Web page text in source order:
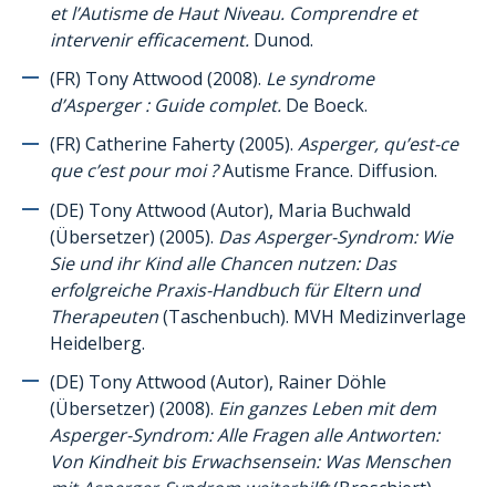
Le syndrome d’Asperger (en général)
Le programme TEACCH
comportement
Compétences sociales
Pragmatique du langage / Communication
Enseignement
Puberté/Sexualité
Sensorialité
Pour expliquer l’autisme à la personne présentant de l’autisme
Pour expliquer l’autisme aux frères et sœurs/pairs de l’enfant
et l’Autisme de Haut Niveau. Comprendre et
intervenir efficacement. Dunod.
(FR) Tony Attwood (2008). Le syndrome
d’Asperger : Guide complet. De Boeck.
(FR) Catherine Faherty (2005). Asperger, qu’est-ce
que c’est pour moi ?Autisme France. Diffusion.
(DE) Tony Attwood (Autor), Maria Buchwald
(Übersetzer) (2005). Das Asperger-Syndrom: Wie
Sie und ihr Kind alle Chancen nutzen: Das
erfolgreiche Praxis-Handbuch für Eltern und
Therapeuten(Taschenbuch). MVH Medizinverlage
Heidelberg.
(DE) Tony Attwood (Autor), Rainer Döhle
(Übersetzer) (2008). Ein ganzes Leben mit dem
Asperger-Syndrom: Alle Fragen alle Antworten:
Von Kindheit bis Erwachsensein: Was Menschen